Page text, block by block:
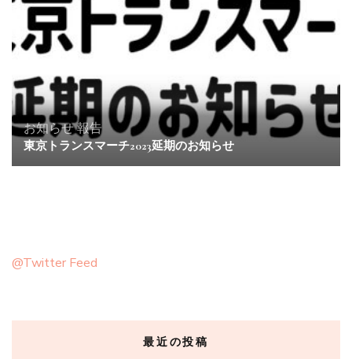
お知らせ報告
東京トランスマーチ2023延期のお知らせ
@Twitter Feed
最近の投稿